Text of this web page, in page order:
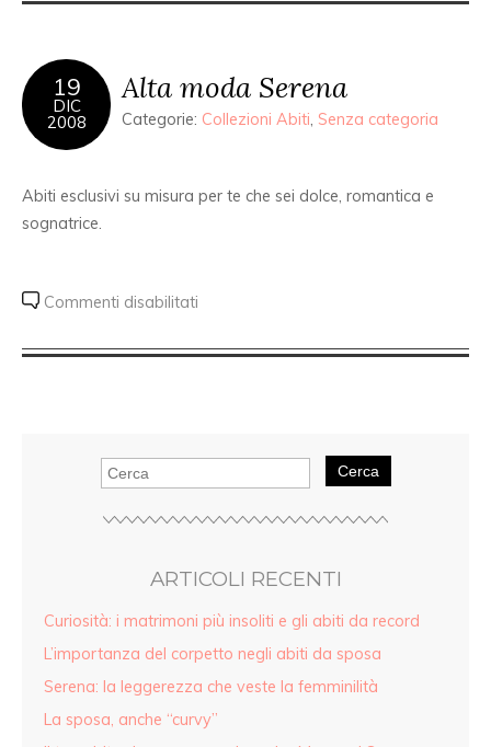
19
DIC
2008
Alta moda Serena
Categorie: Collezioni Abiti Senza categoria
Abiti esclusivi su misura per te che sei dolce, romantica e
sognatrice.
Commenti disabilitati
Cerca
ARTICOLI RECENTI
Curiosità: i matrimoni più insoliti e gli abiti da record
L’importanza del corpetto negli abiti da sposa
Serena: la leggerezza che veste la femminilità
La sposa, anche “curvy”